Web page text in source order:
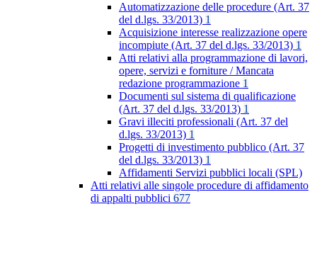
Automatizzazione delle procedure (Art. 37
del d.lgs. 33/2013) 1
Acquisizione interesse realizzazione opere
incompiute (Art. 37 del d.lgs. 33/2013) 1
Atti relativi alla programmazione di lavori,
opere, servizi e forniture / Mancata
redazione programmazione 1
Documenti sul sistema di qualificazione
(Art. 37 del d.lgs. 33/2013) 1
Gravi illeciti professionali (Art. 37 del
d.lgs. 33/2013) 1
Progetti di investimento pubblico (Art. 37
del d.lgs. 33/2013) 1
Affidamenti Servizi pubblici locali (SPL)
Atti relativi alle singole procedure di affidamento
di appalti pubblici 677